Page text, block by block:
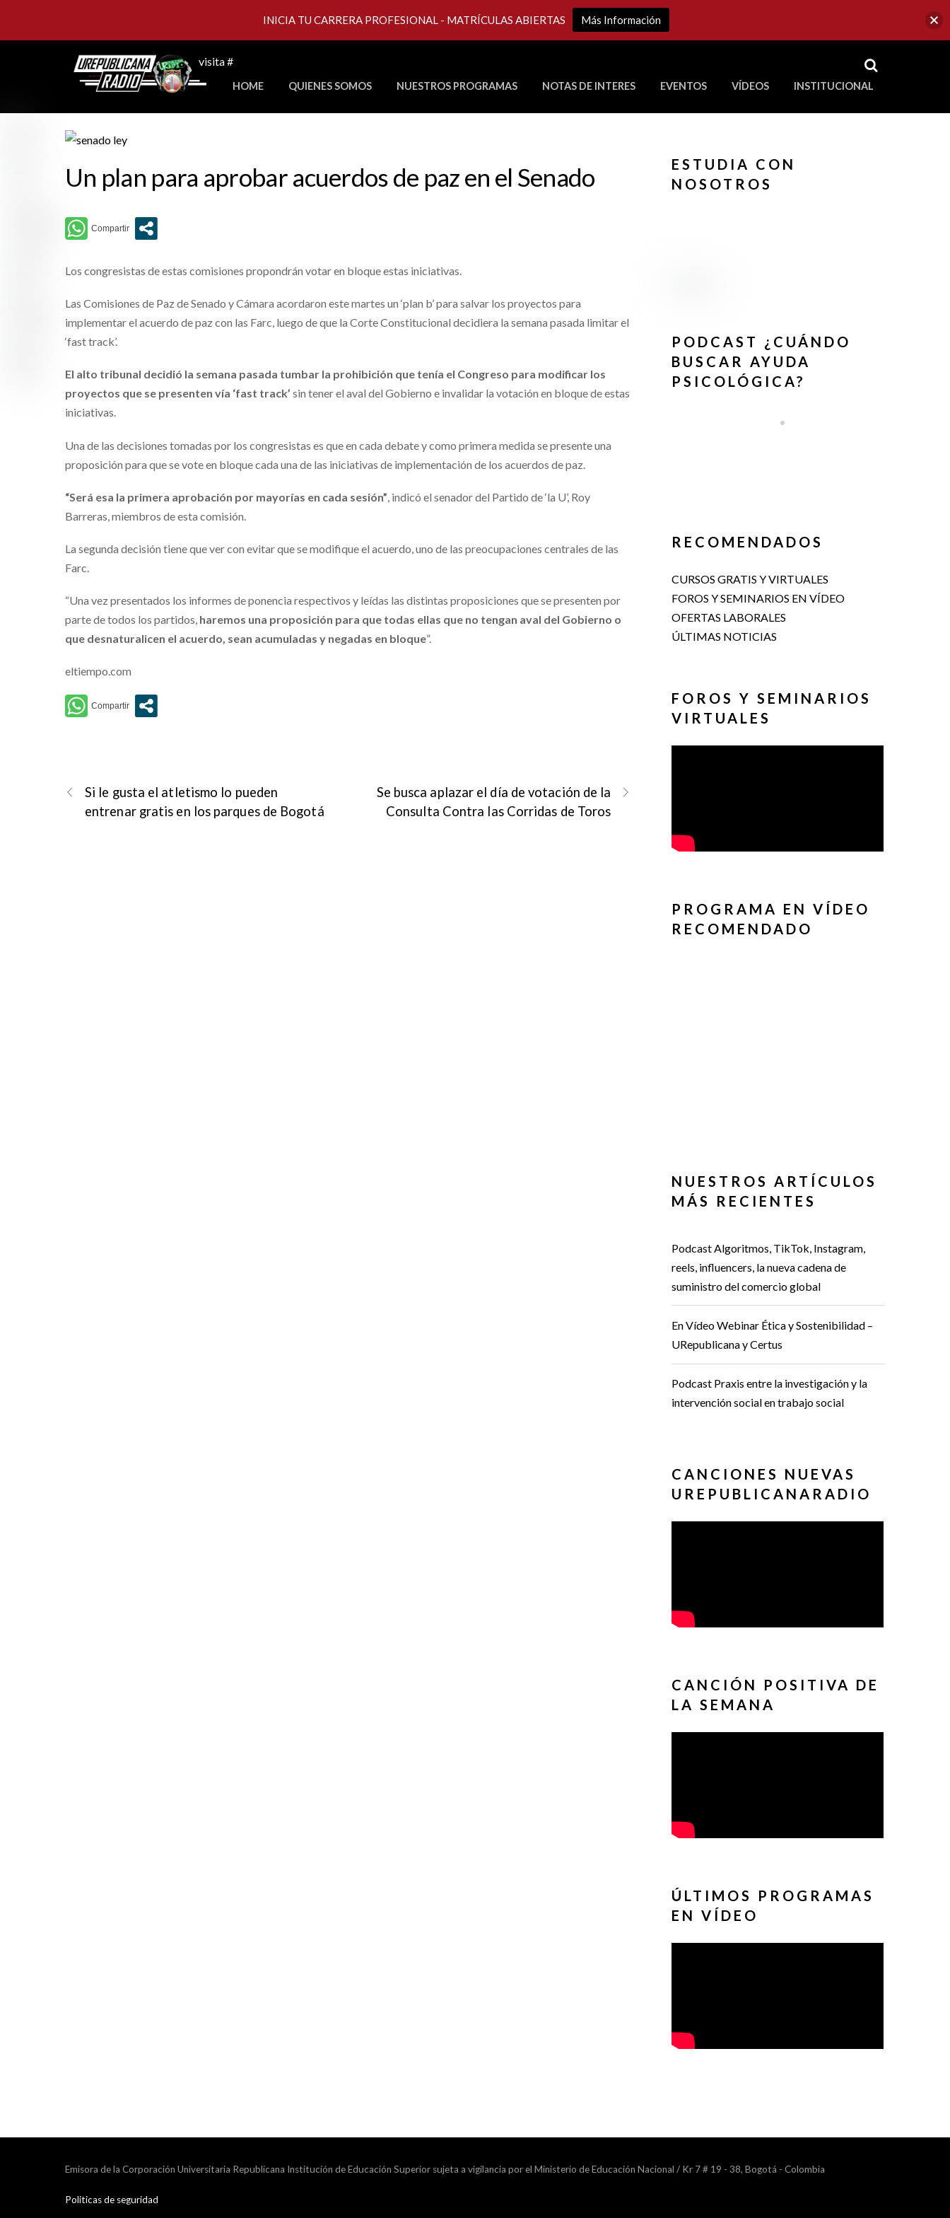
visita # RSS
HOME QUIENES SOMOS NUESTROS PROGRAMAS NOTAS DE INTERES EVENTOS VÍDEOS INSTITUCIONAL
Un plan para aprobar acuerdos de paz en el Senado
Los congresistas de estas comisiones propondrán votar en bloque estas iniciativas.
Las Comisiones de Paz de Senado y Cámara acordaron este martes un ‘plan b’ para salvar los proyectos para
implementar el acuerdo de paz con las Farc, luego de que la Corte Constitucional decidiera la semana pasada limitar el
‘fast track’.
El alto tribunal decidió la semana pasada tumbar la prohibición que tenía el Congreso para modificar los
proyectos que se presenten vía ‘fast track’ sin tener el aval del Gobierno e invalidar la votación en bloque de estas
iniciativas.
Una de las decisiones tomadas por los congresistas es que en cada debate y como primera medida se presente una
proposición para que se vote en bloque cada una de las iniciativas de implementación de los acuerdos de paz.
“Será esa la primera aprobación por mayorías en cada sesión” , indicó el senador del Partido de ‘la U’, Roy
Barreras, miembros de esta comisión.
La segunda decisión tiene que ver con evitar que se modifique el acuerdo, uno de las preocupaciones centrales de las
Farc.
“Una vez presentados los informes de ponencia respectivos y leídas las distintas proposiciones que se presenten por
parte de todos los partidos, haremos una proposición para que todas ellas que no tengan aval del Gobierno o
que desnaturalicen el acuerdo, sean acumuladas y negadas en bloque”.
eltiempo.com
Si le gusta el atletismo lo pueden
entrenar gratis en los parques de Bogotá
Se busca aplazar el día de votación de la
Consulta Contra las Corridas de Toros
ESTUDIA CON
NOSOTROS
PODCAST ¿CUÁNDO
BUSCAR AYUDA
PSICOLÓGICA?
RECOMENDADOS
CURSOS GRATIS Y VIRTUALES
FOROS Y SEMINARIOS EN VÍDEO
OFERTAS LABORALES
ÚLTIMAS NOTICIAS
FOROS Y SEMINARIOS
VIRTUALES
PROGRAMA EN VÍDEO
RECOMENDADO
NUESTROS ARTÍCULOS
MÁS RECIENTES
Podcast Algoritmos, TikTok, Instagram,
reels, influencers, la nueva cadena de
suministro del comercio global
En Vídeo Webinar Ética y Sostenibilidad –
URepublicana y Certus
Podcast Praxis entre la investigación y la
intervención social en trabajo social
CANCIONES NUEVAS
UREPUBLICANARADIO
CANCIÓN POSITIVA DE
LA SEMANA
ÚLTIMOS PROGRAMAS
EN VÍDEO
Emisora de la Corporación Universitaria Republicana Institución de Educación Superior sujeta a vigilancia por el Ministerio de Educación Nacional / Kr 7 # 19 - 38, Bogotá - Colombia
Politicas de seguridad
INICIA TU CARRERA PROFESIONAL - MATRÍCULAS ABIERTAS Más Información